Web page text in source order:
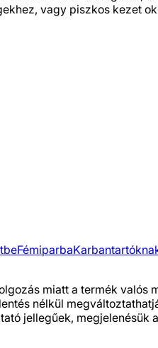
vagy piszkos kezet
Fémiparba
miatt a termék valós
nélkül
jellegűek, megjelenésük